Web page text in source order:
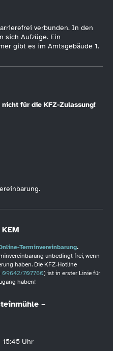
verbunden. In den
sich Aufzüge. Ein
gibt es im Amtsgebäude 1.
für die KFZ-Zulassung!
Terminvereinbarung.
unbedingt frei, wenn
haben. Die KFZ-Hotline
09642/707760) ist in erster Linie für
haben!
–
15:45 Uhr